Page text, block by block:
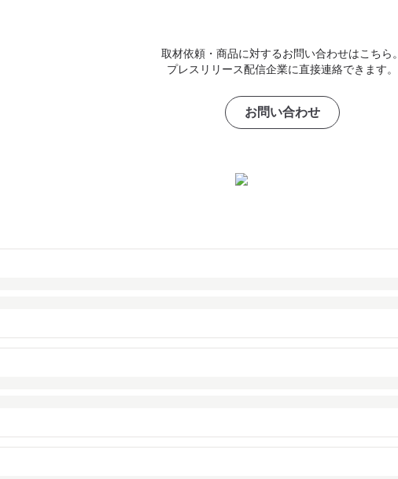
取材依頼・商品に対するお問い合わせはこちら。
プレスリリース配信企業に直接連絡できます。
お問い合わせ